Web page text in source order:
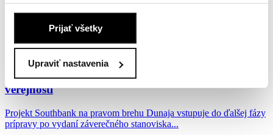
Zásady používania súborov cookie
Prijať všetky
Upraviť nastavenia
Projekt Southbank napreduje po vydaní
záverečného stanoviska EIA a ďalej otvára územie
verejnosti
Projekt Southbank na pravom brehu Dunaja vstupuje do ďalšej fázy
prípravy po vydaní záverečného stanoviska...